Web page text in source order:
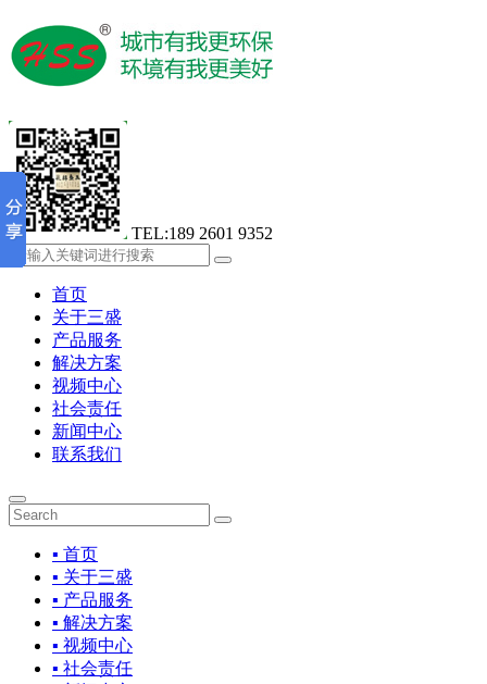
TEL:189 2601 9352
首页
关于三盛
产品服务
解决方案
视频中心
社会责任
新闻中心
联系我们
▪ 首页
▪ 关于三盛
▪ 产品服务
▪ 解决方案
▪ 视频中心
▪ 社会责任